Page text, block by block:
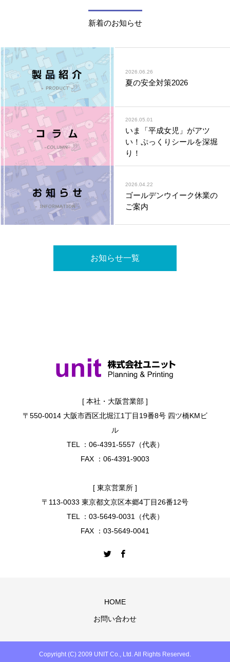
新着のお知らせ
2026.06.26
夏の安全対策2026
2026.05.01
いま「平成女児」がアツ
い！ぷっくりシールを深堀
り！
2026.04.22
ゴールデンウイーク休業の
ご案内
お知らせ一覧
[ 本社・大阪営業部 ]
〒550-0014 大阪市西区北堀江1丁目19番8号 四ツ橋KMビ
ル
TEL ：06-4391-5557（代表）
FAX ：06-4391-9003
[ 東京営業所 ]
〒113-0033 東京都文京区本郷4丁目26番12号
TEL ：03-5649-0031（代表）
FAX ：03-5649-0041
HOME
お問い合わせ
Copyright (C) 2009 UNIT Co., Ltd. All Rights Reserved.